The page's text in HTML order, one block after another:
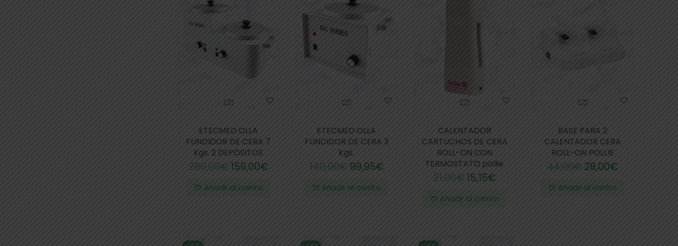
ETECMED OLLA
FUNDIDOR DE CERA 7
Kgs. 2 DEPÓSITOS
280,00€159,00€
Añadir al carrito
ETECMED OLLA
FUNDIDOR DE CERA 3
Kgs.
140,00€99,95€
Añadir al carrito
CALENTADOR
CARTUCHOS DE CERA
ROLL-ON CON
TERMOSTATO pollie
21,00€15,15€
Añadir al carrito
BASE PARA 2
CALENTADOR CERA
ROLL-ON POLLIE
44,00€28,00€
Añadir al carrito